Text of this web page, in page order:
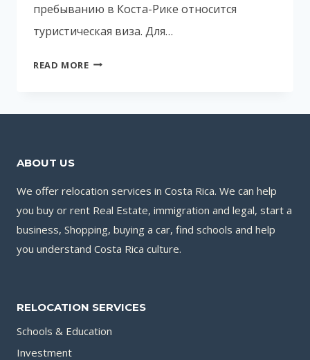
пребыванию в Коста-Рике относится
туристическая виза. Для…
READ MOREСПОСОБЫ
В
ABOUT US
We offer relocation services in Costa Rica. We can help
you buy or rent Real Estate, immigration and legal, start a
business, Shopping, buying a car, find schools and help
you understand Costa Rica culture.
RELOCATION SERVICES
Schools & Education
Investment